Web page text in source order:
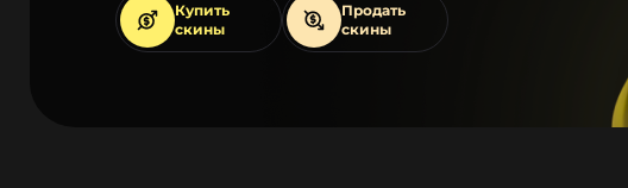
Купить
скины
Продать
скины